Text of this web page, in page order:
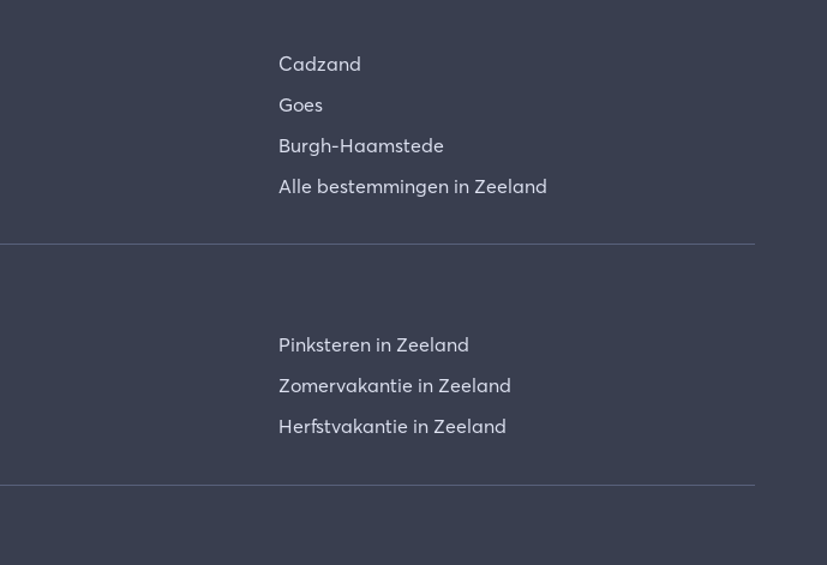
Cadzand
Goes
Burgh-Haamstede
Alle bestemmingen in Zeeland
Pinksteren in Zeeland
Zomervakantie in Zeeland
Herfstvakantie in Zeeland